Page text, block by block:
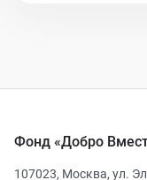
Фонд «Добро
107023, Москва, ул.